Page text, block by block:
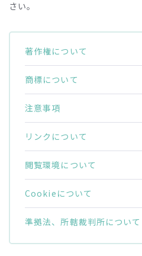
さい。
著作権について
商標について
注意事項
リンクについて
閲覧環境について
Cookieについて
準拠法、所轄裁判所について